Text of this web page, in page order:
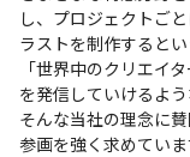
し、プロジェクトご
ラストを制作すると
「世界中のクリエイ
を発信していけるよ
そんな当社の理念に
参画を強く求めていま